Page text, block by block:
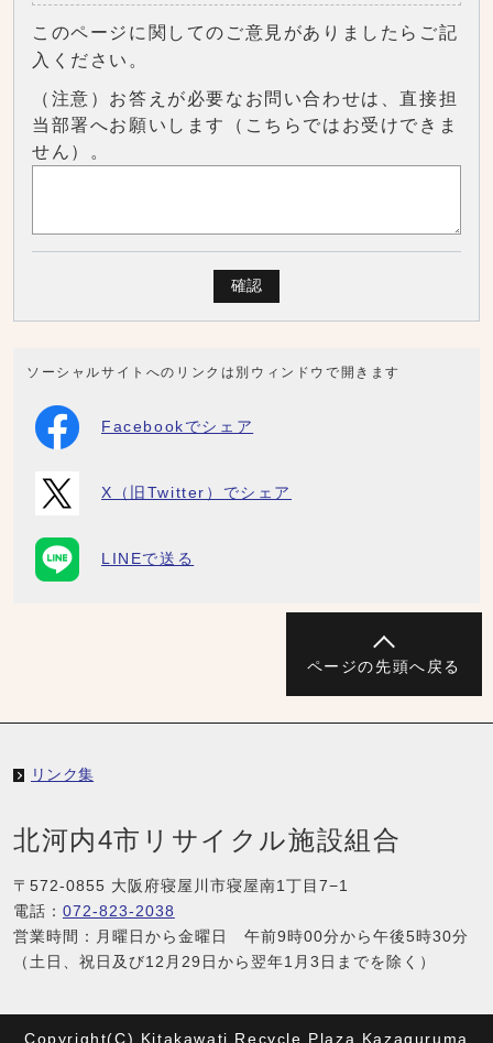
このページに関してのご意見がありましたらご記
入ください。
（注意）お答えが必要なお問い合わせは、直接担
当部署へお願いします（こちらではお受けできま
せん）。
確認
ソーシャルサイトへのリンクは別ウィンドウで開きます
Facebookでシェア
X（旧Twitter）でシェア
LINEで送る
ページの先頭へ戻る
リンク集
北河内4市リサイクル施設組合
〒572-0855 大阪府寝屋川市寝屋南1丁目7−1
電話： 072-823-2038
営業時間：月曜日から金曜日 午前9時00分から午後5時30分
（土日、祝日及び12月29日から翌年1月3日までを除く）
Copyright(C) Kitakawati Recycle Plaza Kazaguruma